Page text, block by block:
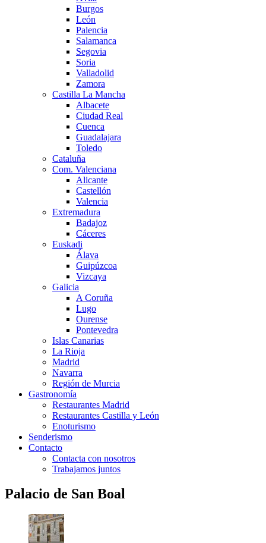
Burgos
León
Palencia
Salamanca
Segovia
Soria
Valladolid
Zamora
Castilla La Mancha
Albacete
Ciudad Real
Cuenca
Guadalajara
Toledo
Cataluña
Com. Valenciana
Alicante
Castellón
Valencia
Extremadura
Badajoz
Cáceres
Euskadi
Álava
Guipúzcoa
Vizcaya
Galicia
A Coruña
Lugo
Ourense
Pontevedra
Islas Canarias
La Rioja
Madrid
Navarra
Región de Murcia
Gastronomía
Restaurantes Madrid
Restaurantes Castilla y León
Enoturismo
Senderismo
Contacto
Contacta con nosotros
Trabajamos juntos
Palacio de San Boal